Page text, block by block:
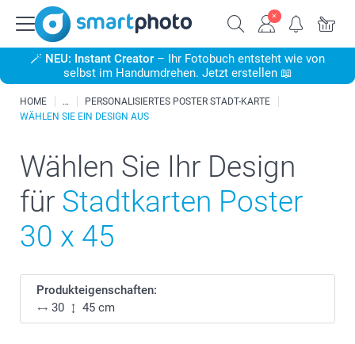
🪄 NEU: Instant Creator – Ihr Fotobuch entsteht wie von
selbst im Handumdrehen. Jetzt erstellen 📖
HOME
PERSONALISIERTES POSTER STADT-KARTE
WÄHLEN SIE EIN DESIGN AUS
Wählen Sie Ihr Design
für Stadtkarten Poster
30 x 45
Produkteigenschaften:
30
45 cm